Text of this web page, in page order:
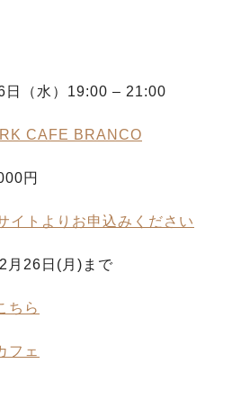
日（水）19:00 – 21:00
CAFE BRANCO
円
イトよりお申込みください
月26日(月)まで
ちら
フェ